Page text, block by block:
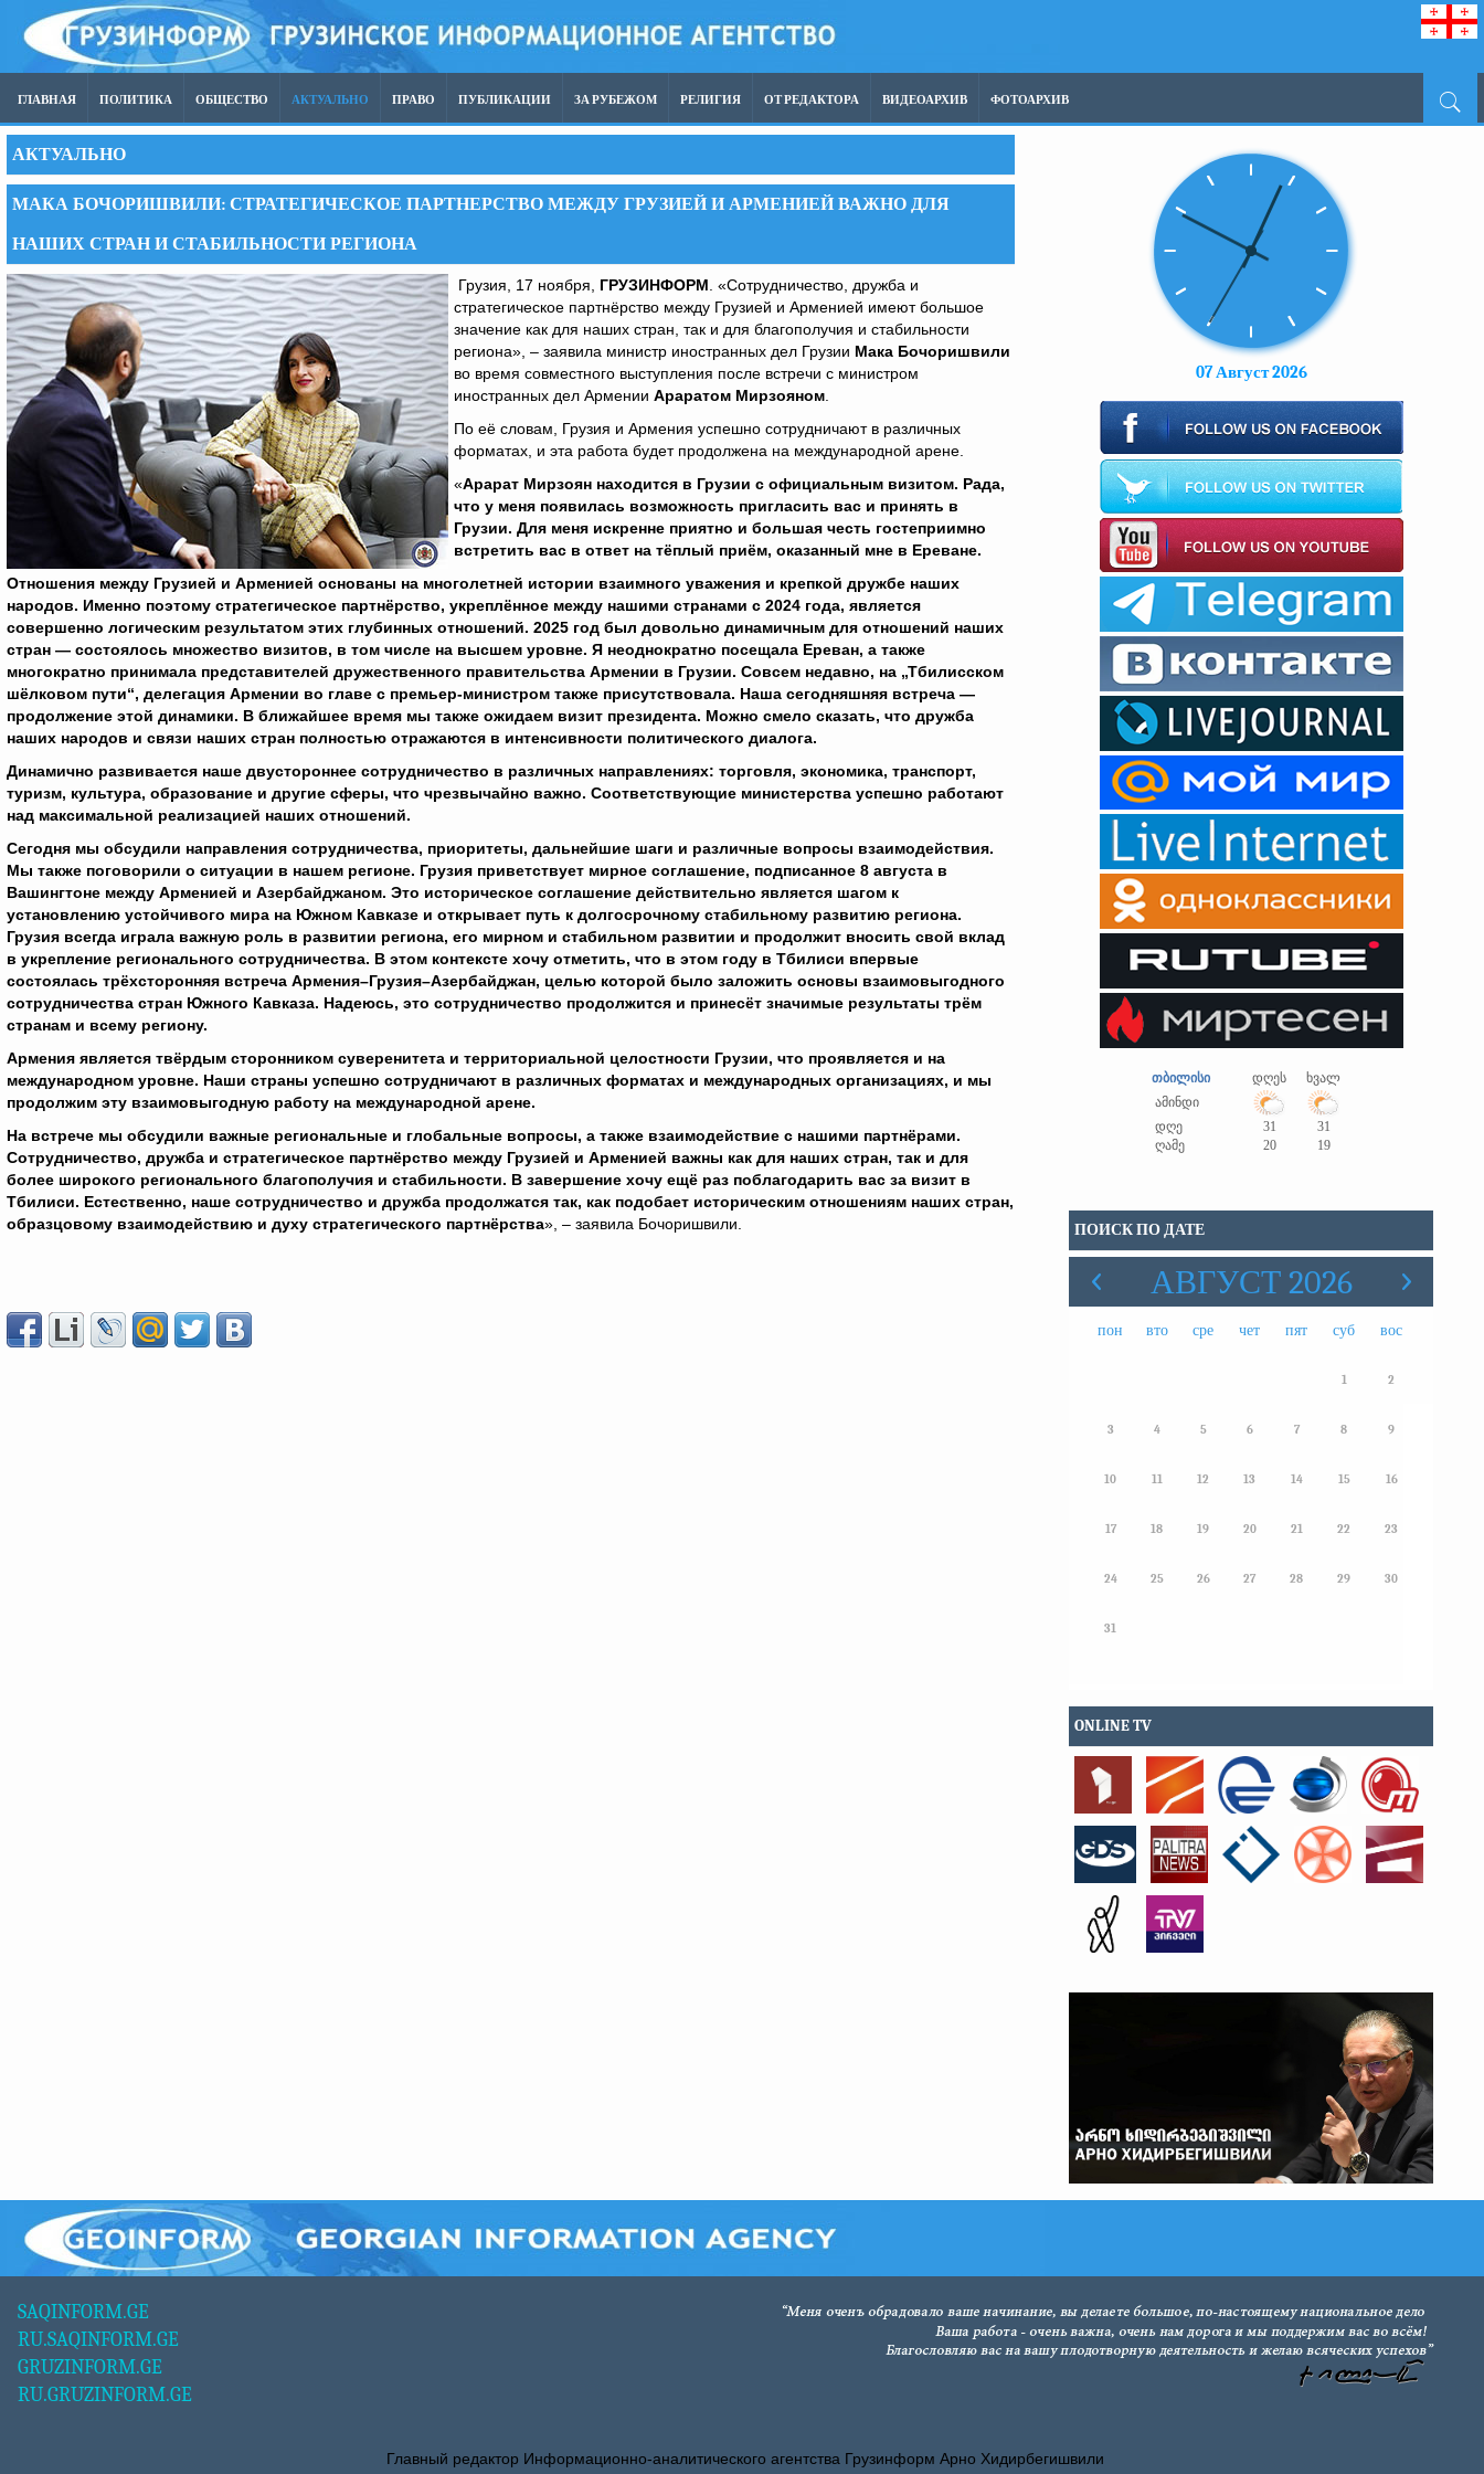
ГЛАВНАЯ ПОЛИТИКА ОБЩЕСТВО АКТУАЛЬНО ПРАВО ПУБЛИКАЦИИ ЗА РУБЕЖОМ РЕЛИГИЯ ОТ РЕДАКТОРА ВИДЕОАРХИВ ФОТОАРХИВ
АКТУАЛЬНО
МАКА БОЧОРИШВИЛИ: СТРАТЕГИЧЕСКОЕ ПАРТНЕРСТВО МЕЖДУ ГРУЗИЕЙ И АРМЕНИЕЙ ВАЖНО ДЛЯ
НАШИХ СТРАН И СТАБИЛЬНОСТИ РЕГИОНА
Грузия, 17 ноября, ГРУЗИНФОРМ . «Сотрудничество, дружба и
стратегическое партнёрство между Грузией и Арменией имеют большое
значение как для наших стран, так и для благополучия и стабильности
региона», – заявила министр иностранных дел Грузии Мака Бочоришвили
во время совместного выступления после встречи с министром
иностранных дел Армении Араратом Мирзояном
По её словам, Грузия и Армения успешно сотрудничают в различных
форматах, и эта работа будет продолжена на международной арене.
«Арарат Мирзоян находится в Грузии с официальным визитом. Рада,
что у меня появилась возможность пригласить вас и принять в
Грузии. Для меня искренне приятно и большая честь гостеприимно
встретить вас в ответ на тёплый приём, оказанный мне в Ереване.
Отношения между Грузией и Арменией основаны на многолетней истории взаимного уважения и крепкой дружбе наших
народов. Именно поэтому стратегическое партнёрство, укреплённое между нашими странами с 2024 года, является
совершенно логическим результатом этих глубинных отношений. 2025 год был довольно динамичным для отношений наших
стран — состоялось множество визитов, в том числе на высшем уровне. Я неоднократно посещала Ереван, а также
многократно принимала представителей дружественного правительства Армении в Грузии. Совсем недавно, на „Тбилисском
шёлковом пути“, делегация Армении во главе с премьер-министром также присутствовала. Наша сегодняшняя встреча —
продолжение этой динамики. В ближайшее время мы также ожидаем визит президента. Можно смело сказать, что дружба
наших народов и связи наших стран полностью отражаются в интенсивности политического диалога.
Динамично развивается наше двустороннее сотрудничество в различных направлениях: торговля, экономика, транспорт,
туризм, культура, образование и другие сферы, что чрезвычайно важно. Соответствующие министерства успешно работают
над максимальной реализацией наших отношений.
Сегодня мы обсудили направления сотрудничества, приоритеты, дальнейшие шаги и различные вопросы взаимодействия.
Мы также поговорили о ситуации в нашем регионе. Грузия приветствует мирное соглашение, подписанное 8 августа в
Вашингтоне между Арменией и Азербайджаном. Это историческое соглашение действительно является шагом к
установлению устойчивого мира на Южном Кавказе и открывает путь к долгосрочному стабильному развитию региона.
Грузия всегда играла важную роль в развитии региона, его мирном и стабильном развитии и продолжит вносить свой вклад
в укрепление регионального сотрудничества. В этом контексте хочу отметить, что в этом году в Тбилиси впервые
состоялась трёхсторонняя встреча Армения–Грузия–Азербайджан, целью которой было заложить основы взаимовыгодного
сотрудничества стран Южного Кавказа. Надеюсь, это сотрудничество продолжится и принесёт значимые результаты трём
странам и всему региону.
Армения является твёрдым сторонником суверенитета и территориальной целостности Грузии, что проявляется и на
международном уровне. Наши страны успешно сотрудничают в различных форматах и международных организациях, и мы
продолжим эту взаимовыгодную работу на международной арене.
На встрече мы обсудили важные региональные и глобальные вопросы, а также взаимодействие с нашими партнёрами.
Сотрудничество, дружба и стратегическое партнёрство между Грузией и Арменией важны как для наших стран, так и для
более широкого регионального благополучия и стабильности. В завершение хочу ещё раз поблагодарить вас за визит в
Тбилиси. Естественно, наше сотрудничество и дружба продолжатся так, как подобает историческим отношениям наших стран,
образцовому взаимодействию и духу стратегического партнёрства», – заявила Бочоришвили.
07 Август 2026
თბილისი დღეს
ხვალ
ამინდი
დღე
31
31
ღამე
20 19
ПОИСК ПО ДАТЕ
АВГУСТ 2026
пон вто сре чет пят суб вос
1 2
3 4 5 6 7 8 9
10 11 12 13 14 15 16
17 18 19 20 21 22 23
24 25 26 27 28 29 30
31
ONLINE TV
SAQINFORM.GE
RU.SAQINFORM.GE
GRUZINFORM.GE
RU.GRUZINFORM.GE
Главный редактор Информационно-аналитического агентства Грузинформ Арно Хидирбегишвили